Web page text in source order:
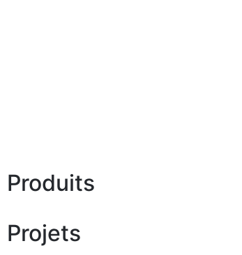
Produits
Projets